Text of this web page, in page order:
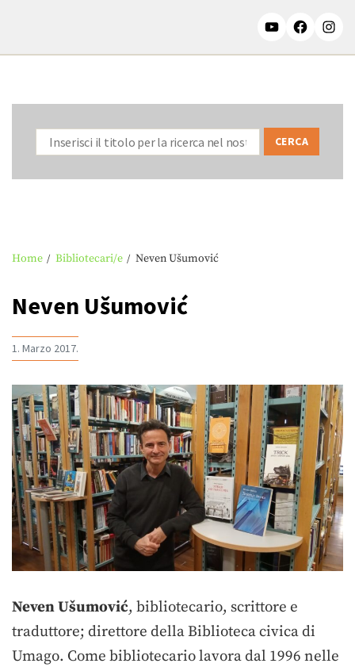
Home Bibliotecari/e Neven Ušumović
Neven Ušumović
1. Marzo 2017.
Neven Ušumović, bibliotecario, scrittore e
traduttore; direttore della Biblioteca civica di
Umago. Come bibliotecario lavora dal 1996 nelle